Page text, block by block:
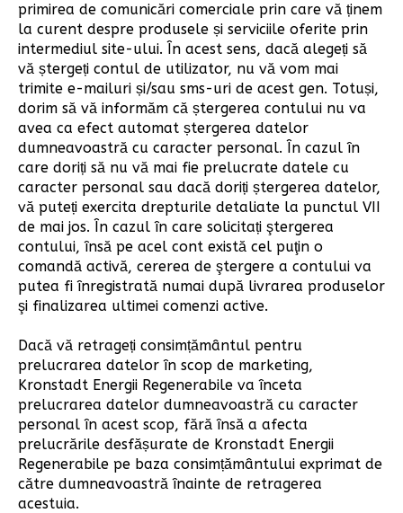
primirea de comunicări comerciale prin care vă ținem
la curent despre produsele și serviciile oferite prin
intermediul site-ului. În acest sens, dacă alegeți să
vă ștergeți contul de utilizator, nu vă vom mai
trimite e-mailuri și/sau sms-uri de acest gen. Totuși,
dorim să vă informăm că ștergerea contului nu va
avea ca efect automat ștergerea datelor
dumneavoastră cu caracter personal. În cazul în
care doriți să nu vă mai fie prelucrate datele cu
caracter personal sau dacă doriți ștergerea datelor,
vă puteți exercita drepturile detaliate la punctul VII
de mai jos. În cazul în care solicitați ştergerea
contului, însă pe acel cont există cel puţin o
comandă activă, cererea de ştergere a contului va
putea fi înregistrată numai după livrarea produselor
şi finalizarea ultimei comenzi active.
Dacă vă retrageți consimțământul pentru
prelucrarea datelor în scop de marketing,
Kronstadt Energii Regenerabile va înceta
prelucrarea datelor dumneavoastră cu caracter
personal în acest scop, fără însă a afecta
prelucrările desfășurate de Kronstadt Energii
Regenerabile pe baza consimțământului exprimat de
către dumneavoastră înainte de retragerea
acestuia.